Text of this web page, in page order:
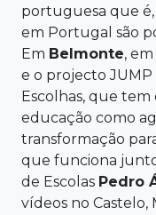
portuguesa que
em Portugal são
Em Belmonte,
e o projecto JUMP
Escolhas, que
educação como
transformação
que funciona
de Escolas Pedro
vídeos no Castelo,